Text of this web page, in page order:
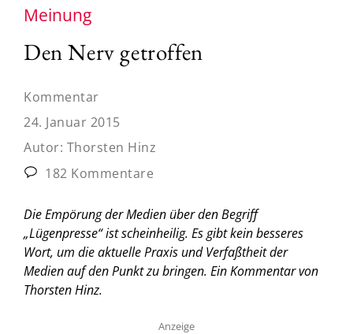
Meinung
Den Nerv getroffen
Kommentar
24. Januar 2015
Autor: Thorsten Hinz
182 Kommentare
Die Empörung der Medien über den Begriff
„Lügenpresse“ ist scheinheilig. Es gibt kein besseres
Wort, um die aktuelle Praxis und Verfaßtheit der
Medien auf den Punkt zu bringen. Ein Kommentar von
Thorsten Hinz.
Anzeige